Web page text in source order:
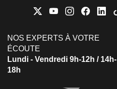
NOS EXPERTS À VOTRE
ÉCOUTE
Lundi - Vendredi 9h-12h / 14h-
18h